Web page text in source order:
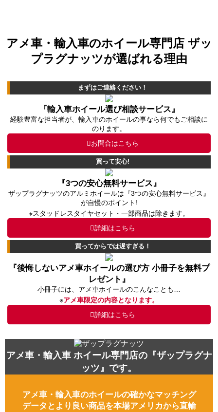
アメ車・輸入車のホイール専門店 ザッ
プラグナッツが選ばれる理由
まずはご連絡ください！
『輸入車ホイール選び相談サービス』
経験豊富な担当者が、輸入車のホイールの事なら何でもご相談に
のります。
お問合はこちら
買って安心!
『3つの安心無料サービス』
ザップラグナッツのアルミホイールは『3つの安心無料サービス』
が自慢のポイント!
※スタッドレスタイヤセット・一部商品は除きます。
詳細はこちら
買ってからでは遅すぎる！
『後悔しないアメ車ホイールの選び方 小冊子を無料プ
レゼント』
小冊子には、アメ車ホイールのこんなことも…
※アメ車限定の内容となります。
詳細はこちら
アメ車・輸入車 ホイール専門店の『ザップラグナ
ッツ』です。
アメ車・輸入車のホイールの確かなマッチング
データとより良い商品を本場アメリカから直輸